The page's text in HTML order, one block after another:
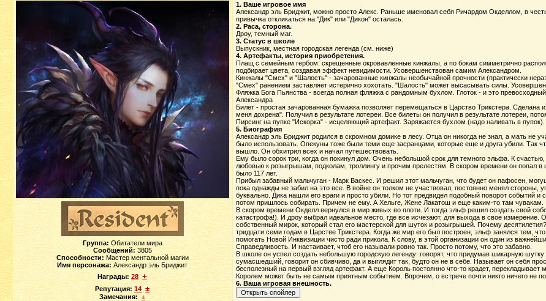
Группа: Обитатели мира
Сообщений: 3805
Способности: Мастер ментальной магии
Имя персонажа: Александр эль Бриджит
Награды: 28 +
Репутация: 14 ±
Замечания: ±
1. Ваше игровое имя
Александр эль Бриджит, можно просто Алекс. Раньше именовал себя Ричардом Окделлом, в
привычка откликаться на "Дик" или "Дикон" осталась.
2. Раса, сторона.
Дроу, темный маг.
3. Статус в школе
Выпускник, местная городская легенда (см. ниже)
4. Артефакты, история приобретения.
Плащ с семейным гербом: скрещенные окровавленные кинжалы, а по бокам симметрично
подбирает цвета, создавая эффект невидимости. Усовершенствован самим Александром.
Кинжалы "Смех" и "Шалость" - зачарованные кинжалы необычайной прочности (практически
"Смех" ранением заставляет истерично хохотать. "Шалость" может высасывать силы.
Фляжка Бога Пьянства - всегда полная фляжка с рандомным бухлом. Глоток - и это
Александра
Билет - простая зачарованная бумажка позволяет перемещаться в Царство Трикстера.
меня дохрена". Получил в результате лотереи. Все билеты он получил в результате лотереи,
Пирсинг на пупке "Искорка" - исцеляющий артефакт. Заряжается бухлом (надо наливать в пупок).
5. Биография
Александр эль Бриджит родился в скромном домике в лесу. Отца он никогда не знал, а мать не
было использовать. Опекуны тоже были теми еще засранцами, которые еще и друга убили. Так
вышло. Он обхитрил всех и начал путешествовать.
Ему было сорок три, когда он покинул дом. Очень небольшой срок для темного эльфа. К
любовью к розыгрышам, подколам, троллингу и прочим прелестям. В скором времени он попал
было 117 лет.
Прибыл забавный мальчуган - Марк Васкес. И решил этот мальчуган, что будет он пафосен,
пока однажды не забил на это все. В войне он толком не участвовал, постоянно менял стороны,
буквально. Дика нашли его враги и просто убили. Но тот предвидел подобный поворот событий
потом пришлось собирать. Причем не ему. А Хельге, Жене Лакатош и еще каким-то там чувакам.
В скором времени Окделл вернулся в мир живых во плоти. И тогда эльф решил создать свой
катастрофа!). И дроу выбрал идеальное место, где все исчезают, для выхода в свое измерение.
собственный мирок, который стал его мастерской для шуток и розыгрышей. Почему
тридцати семи годам в Царстве Трикстера. Когда же мир его был построен, эльф занялся тем,
помогать Новой Инквизиции чисто ради прикола. К слову, в этой организации он один из
Справедливость. И настаивает, чтоб его называли ровно так. Просто потому, что это забавно.
В школе он успел создать небольшую городскую легенду: говорят, что придумав шикарную
сумасшедший, говорит он сбивчиво, да и выглядит так, будто он не в себе. Называет он себя
бесполезный на первый взгляд артефакт. А еще Король постоянно что-то крадет,
Королем может быть не самым приятным событием. Впрочем, о встрече почти никто ничего не
6. Ваша игровая внешность.